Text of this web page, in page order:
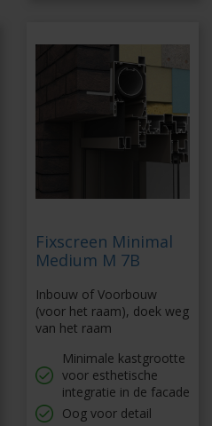
Fixscreen Minimal
Medium M 7B
Inbouw of Voorbouw
(voor het raam), doek weg
van het raam
Minimale kastgrootte
voor esthetische
integratie in de facade
Oog voor detail